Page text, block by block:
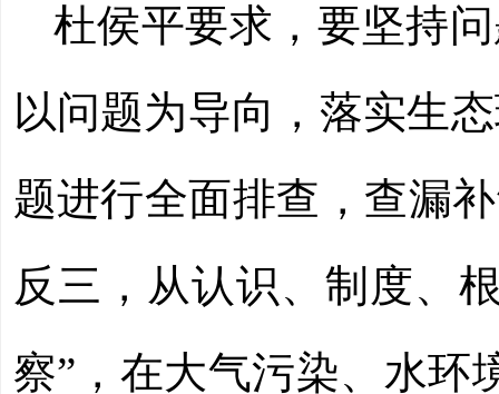
杜侯平要求，要坚持
以问题为导向，落实生
题进行全面排查，查漏
反三，从认识、制度、
察” ， 在大气污染、水环